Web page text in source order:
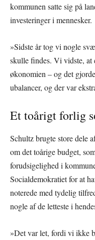
kommunen satte sig på
investeringer i mennesker.
»Sidste år tog vi nogle
skulle findes. Vi vidste, at
økonomien – og det
ubalancer, og der var
Et toårigt forlig
Schultz brugte store dele
om det toårige budget,
forudsigelighed i
Socialdemokratiet for at
noterede med tydelig
nogle af de letteste i
»Det var let, fordi vi ikke